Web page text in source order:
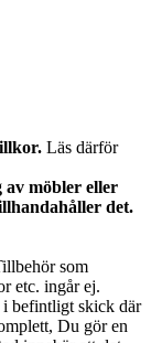
Läs därför
av möbler eller
det.
som
etc. ingår ej.
i befintligt skick där
Du gör en